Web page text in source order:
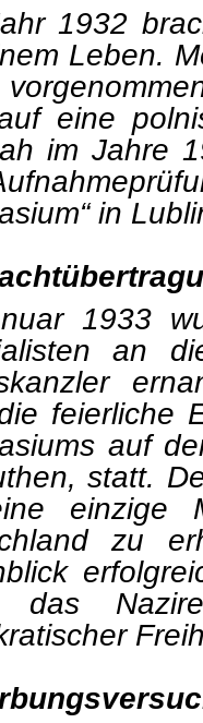
1932
Leben.
eine
im Jahre
in
1933
an
feierliche
auf
statt.
einzige
zu
das